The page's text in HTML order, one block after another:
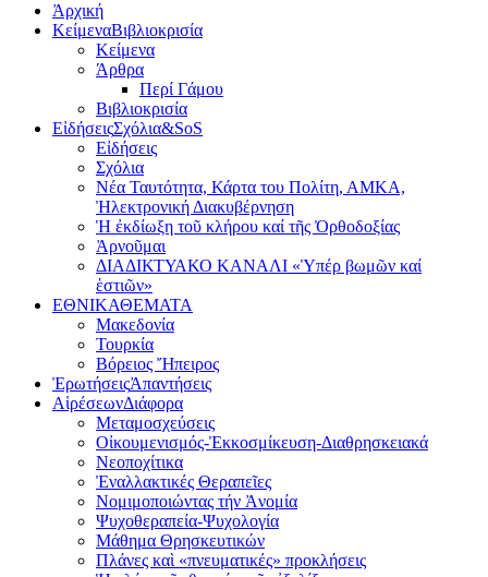
Ἀρχική
ΚείμεναΒιβλιοκρισία
Κείμενα
Άρθρα
Περί Γάμου
Βιβλιοκρισία
ΕἰδήσειςΣχόλια&SoS
Εἰδήσεις
Σχόλια
Νέα Ταυτότητα, Κάρτα του Πολίτη, ΑΜΚΑ,
Ἠλεκτρονική Διακυβέρνηση
Ἡ ἐκδίωξη τοῦ κλήρου καί τῆς Ὀρθοδοξίας
Ἀρνοῦμαι
ΔΙΑΔΙΚΤΥΑΚΟ ΚΑΝΑΛΙ «Ὑπέρ βωμῶν καί
ἑστιῶν»
ΕΘΝΙΚΑΘΕΜΑΤΑ
Μακεδονία
Τουρκία
Βόρειος Ἤπειρος
ἘρωτήσειςἈπαντήσεις
ΑἱρέσεωνΔιάφορα
Μεταμοσχεύσεις
Οἰκουμενισμός-Ἐκκοσμίκευση-Διαθρησκειακά
Νεοποχίτικα
Ἐναλλακτικές Θεραπεῖες
Νομιμοποιώντας τήν Ἀνομία
Ψυχοθεραπεία-Ψυχολογία
Μάθημα Θρησκευτικών
Πλάνες καὶ «πνευματικές» προκλήσεις